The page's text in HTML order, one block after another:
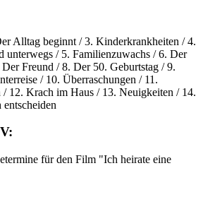
Alltag beginnt / 3. Kinderkrankheiten / 4.
unterwegs / 5. Familienzuwachs / 6. Der
Freund / 8. Der 50. Geburtstag / 9.
/ 10. Überraschungen / 11.
12. Krach im Haus / 13. Neuigkeiten / 14.
für den Film "Ich heirate eine